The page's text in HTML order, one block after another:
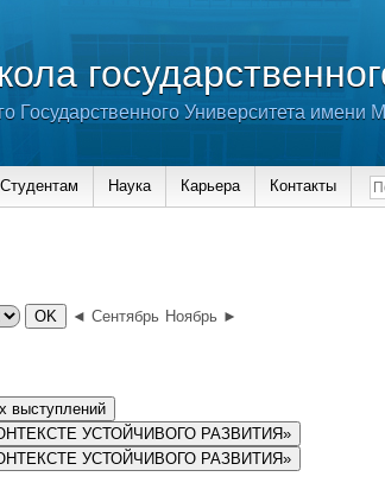
Государственного Университета
Студентам Наука Карьера Контакты
◄ Сентябрь Ноябрь ►
выступлений
УСТОЙЧИВОГО РАЗВИТИЯ»
УСТОЙЧИВОГО РАЗВИТИЯ»